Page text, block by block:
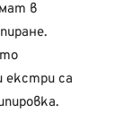
в
екстри са